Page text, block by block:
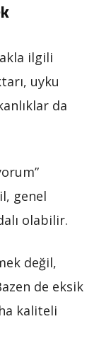
ilgili
uyku
da
genel
olabilir.
değil,
de eksik
kaliteli